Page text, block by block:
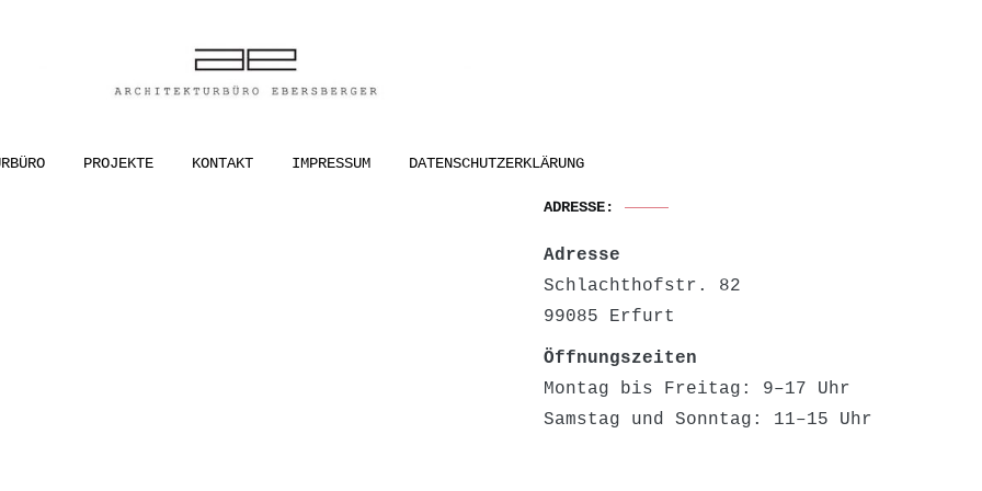
PROJEKTE KONTAKT IMPRESSUM DATENSCHUTZERKLÄRUNG
ADRESSE:
Adresse
Schlachthofstr. 82
99085 Erfurt
Öffnungszeiten
Montag bis Freitag: 9–17 Uhr
Samstag und Sonntag: 11–15 Uhr